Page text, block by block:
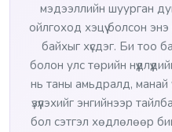
мэдээллийн шуурган
ойлгоход хэцүү болсон
байхыг хүсдэг. Би тоо
болон улс төрийн
нь таны амьдралд, манай
үзүүлэхийг энгийнээр
бол сэтгэл хөдлөлөөр